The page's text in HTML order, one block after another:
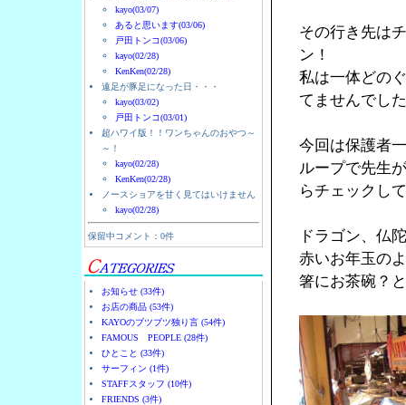
kayo(03/07)
あると思います(03/06)
戸田トンコ(03/06)
kayo(02/28)
KenKen(02/28)
遠足が豚足になった日・・・
kayo(03/02)
戸田トンコ(03/01)
超ハワイ版！！ワンちゃんのおやつ～
～！
kayo(02/28)
KenKen(02/28)
ノースショアを甘く見てはいけません
kayo(02/28)
保留中コメント：0件
お知らせ (33件)
お店の商品 (53件)
KAYOのブツブツ独り言 (54件)
FAMOUS PEOPLE (28件)
ひとこと (33件)
サーフィン (1件)
STAFFスタッフ (10件)
FRIENDS (3件)
その行き先は
ン！
私は一体どの
てませんでし
今回は保護者
ループで先生
らチェックし
ドラゴン、仏
赤いお年玉の
箸にお茶碗？